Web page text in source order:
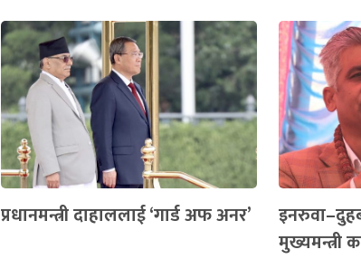
प्रधानमन्त्री दाहाललाई ‘गार्ड अफ अनर’
मुख्यमन्त्री